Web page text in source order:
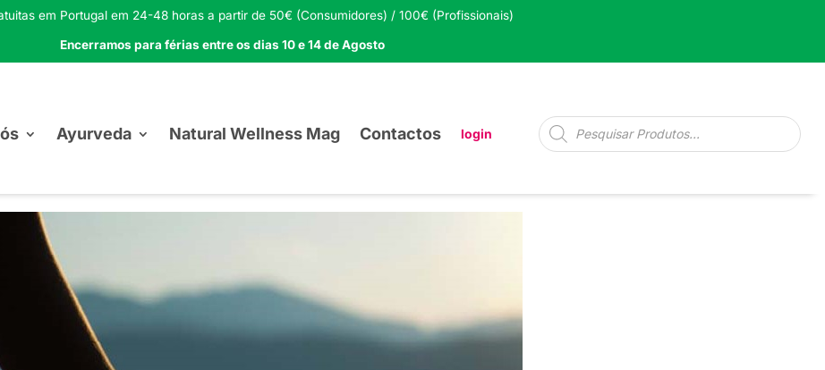
em Portugal em 24-48 horas a partir de 50€ (Consumidores) / 100€ (Profissionais)
Encerramos para férias entre os dias 10 e 14 de Agosto
Ayurveda Natural Wellness Mag Contactos login
Pesquisa
de
produtos